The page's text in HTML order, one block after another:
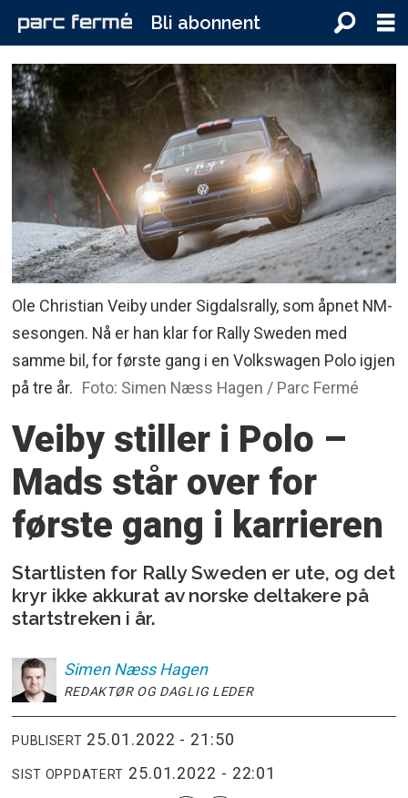
Bli abonnent
Ole Christian Veiby under Sigdalsrally, som åpnet NM-
sesongen. Nå er han klar for Rally Sweden med
samme bil, for første gang i en Volkswagen Polo igjen
på tre år. Foto: Simen Næss Hagen / Parc Fermé
Veiby stiller i Polo –
Mads står over for
første gang i karrieren
Startlisten for Rally Sweden er ute, og det
kryr ikke akkurat av norske deltakere på
startstreken i år.
Simen Næss Hagen
REDAKTØR OG DAGLIG LEDER
PUBLISERT 25.01.2022 - 21:50
SIST OPPDATERT 25.01.2022 - 22:01